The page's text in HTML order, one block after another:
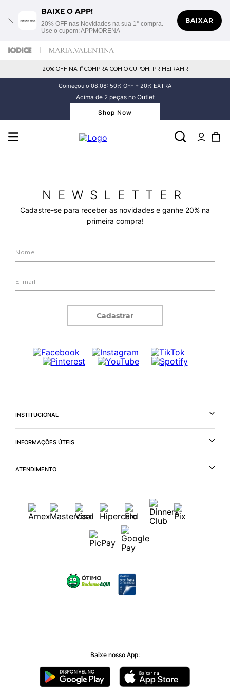
BAIXE O APP!
20% OFF nas Novidades na sua 1° compra.
Use o cupom: APPMORENA
BAIXAR
20% OFF NA 1° COMPRA COM O CUPOM: PRIMEIRAMR
Começou o 08.08: 50% OFF + 20% EXTRA
Acima de 2 peças no Outlet
Shop Now
NEWSLETTER
Cadastre-se para receber as novidades e ganhe 20% na
primeira compra!
Cadastrar
INSTITUCIONAL
INFORMAÇÕES ÚTEIS
ATENDIMENTO
Baixe nosso App: